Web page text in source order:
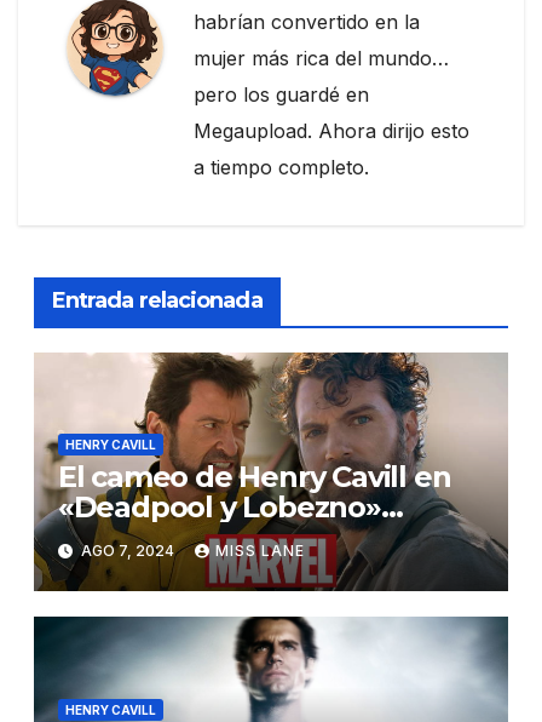
habrían convertido en la
mujer más rica del mundo…
pero los guardé en
Megaupload. Ahora dirijo esto
a tiempo completo.
Entrada relacionada
HENRY CAVILL
El cameo de Henry Cavill en
«Deadpool y Lobezno»
apunta a DC Studios
AGO 7, 2024 MISS LANE
HENRY CAVILL